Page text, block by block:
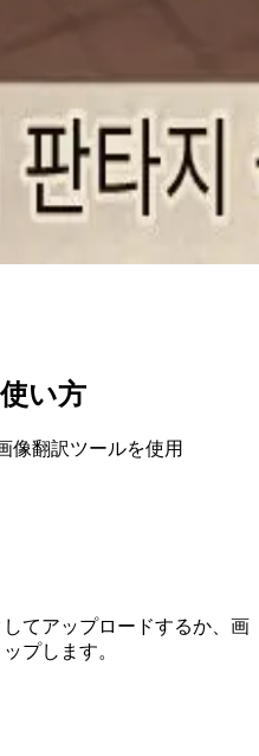
い方
像翻訳ツールを使用
てアップロードするか、画
プします。